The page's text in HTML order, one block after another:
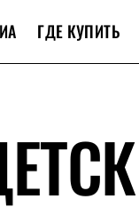
ГДЕ КУПИТЬ